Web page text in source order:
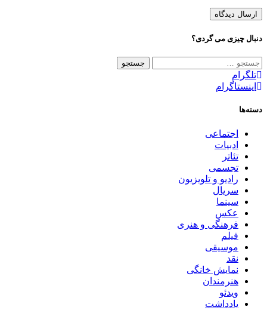
دنبال چیزی می گردی؟
جستجو
برای:
تلگرام
اینستاگرام
دسته‌ها
اجتماعی
ادبیات
تئاتر
تجسمی
رادیو و تلویزیون
سریال
سینما
عکس
فرهنگی و هنری
فیلم
موسیقی
نقد
نمایش خانگی
هنرمندان
ویدئو
یادداشت